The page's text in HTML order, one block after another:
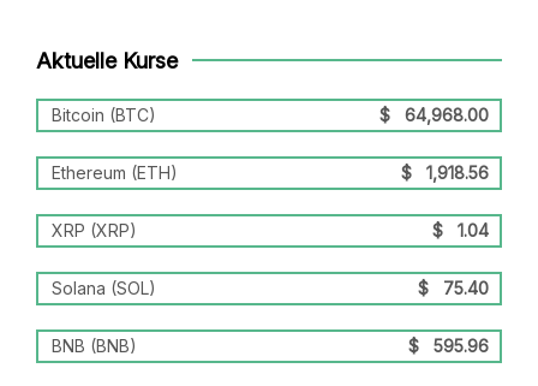
Aktuelle Kurse
Bitcoin (BTC) $ 64,968.00
Ethereum (ETH) $ 1,918.56
XRP (XRP) $ 1.04
Solana (SOL) $ 75.40
BNB (BNB) $ 595.96